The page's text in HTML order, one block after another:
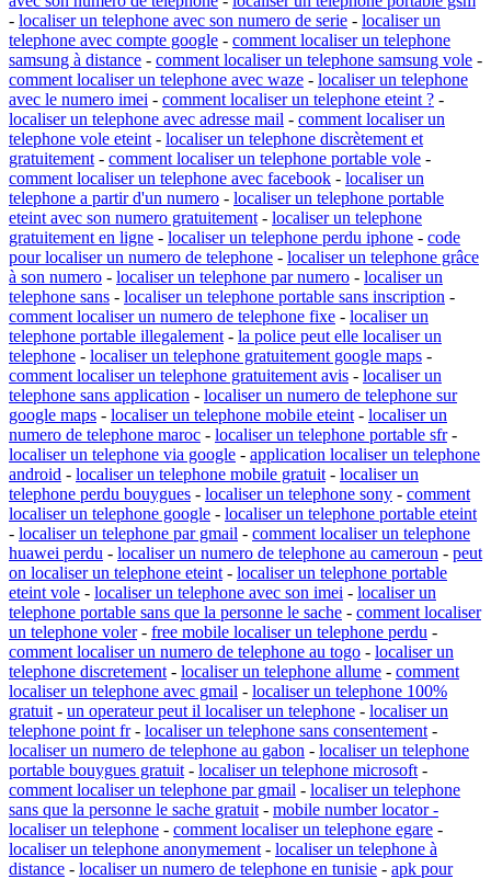
- localiser un telephone avec son numero de serie - localiser un
telephone avec compte google - comment localiser un telephone
samsung à distance - comment localiser un telephone samsung vole -
comment localiser un telephone avec waze - localiser un telephone
avec le numero imei - comment localiser un telephone eteint ? -
localiser un telephone avec adresse mail - comment localiser un
telephone vole eteint - localiser un telephone discrètement et
gratuitement - comment localiser un telephone portable vole -
comment localiser un telephone avec facebook - localiser un
telephone a partir d'un numero - localiser un telephone portable
eteint avec son numero gratuitement - localiser un telephone
gratuitement en ligne - localiser un telephone perdu iphone - code
pour localiser un numero de telephone - localiser un telephone grâce
à son numero - localiser un telephone par numero - localiser un
telephone sans - localiser un telephone portable sans inscription -
comment localiser un numero de telephone fixe - localiser un
telephone portable illegalement - la police peut elle localiser un
telephone - localiser un telephone gratuitement google maps -
comment localiser un telephone gratuitement avis - localiser un
telephone sans application - localiser un numero de telephone sur
google maps - localiser un telephone mobile eteint - localiser un
numero de telephone maroc - localiser un telephone portable sfr-
localiser un telephone via google - application localiser un telephone
android - localiser un telephone mobile gratuit - localiser un
telephone perdu bouygues - localiser un telephone sony - comment
localiser un telephone google - localiser un telephone portable eteint
- localiser un telephone par gmail - comment localiser un telephone
huawei perdu - localiser un numero de telephone au cameroun - peut
on localiser un telephone eteint - localiser un telephone portable
eteint vole - localiser un telephone avec son imei - localiser un
telephone portable sans que la personne le sache - comment localiser
un telephone voler- free mobile localiser un telephone perdu -
comment localiser un numero de telephone au togo - localiser un
telephone discretement - localiser un telephone allume - comment
localiser un telephone avec gmail - localiser un telephone 100%
gratuit - un operateur peut il localiser un telephone - localiser un
telephone point fr- localiser un telephone sans consentement -
localiser un numero de telephone au gabon - localiser un telephone
portable bouygues gratuit - localiser un telephone microsoft -
comment localiser un telephone par gmail - localiser un telephone
sans que la personne le sache gratuit - mobile number locator -
localiser un telephone - comment localiser un telephone egare -
localiser un telephone anonymement - localiser un telephone à
distance - localiser un numero de telephone en tunisie - apk pour